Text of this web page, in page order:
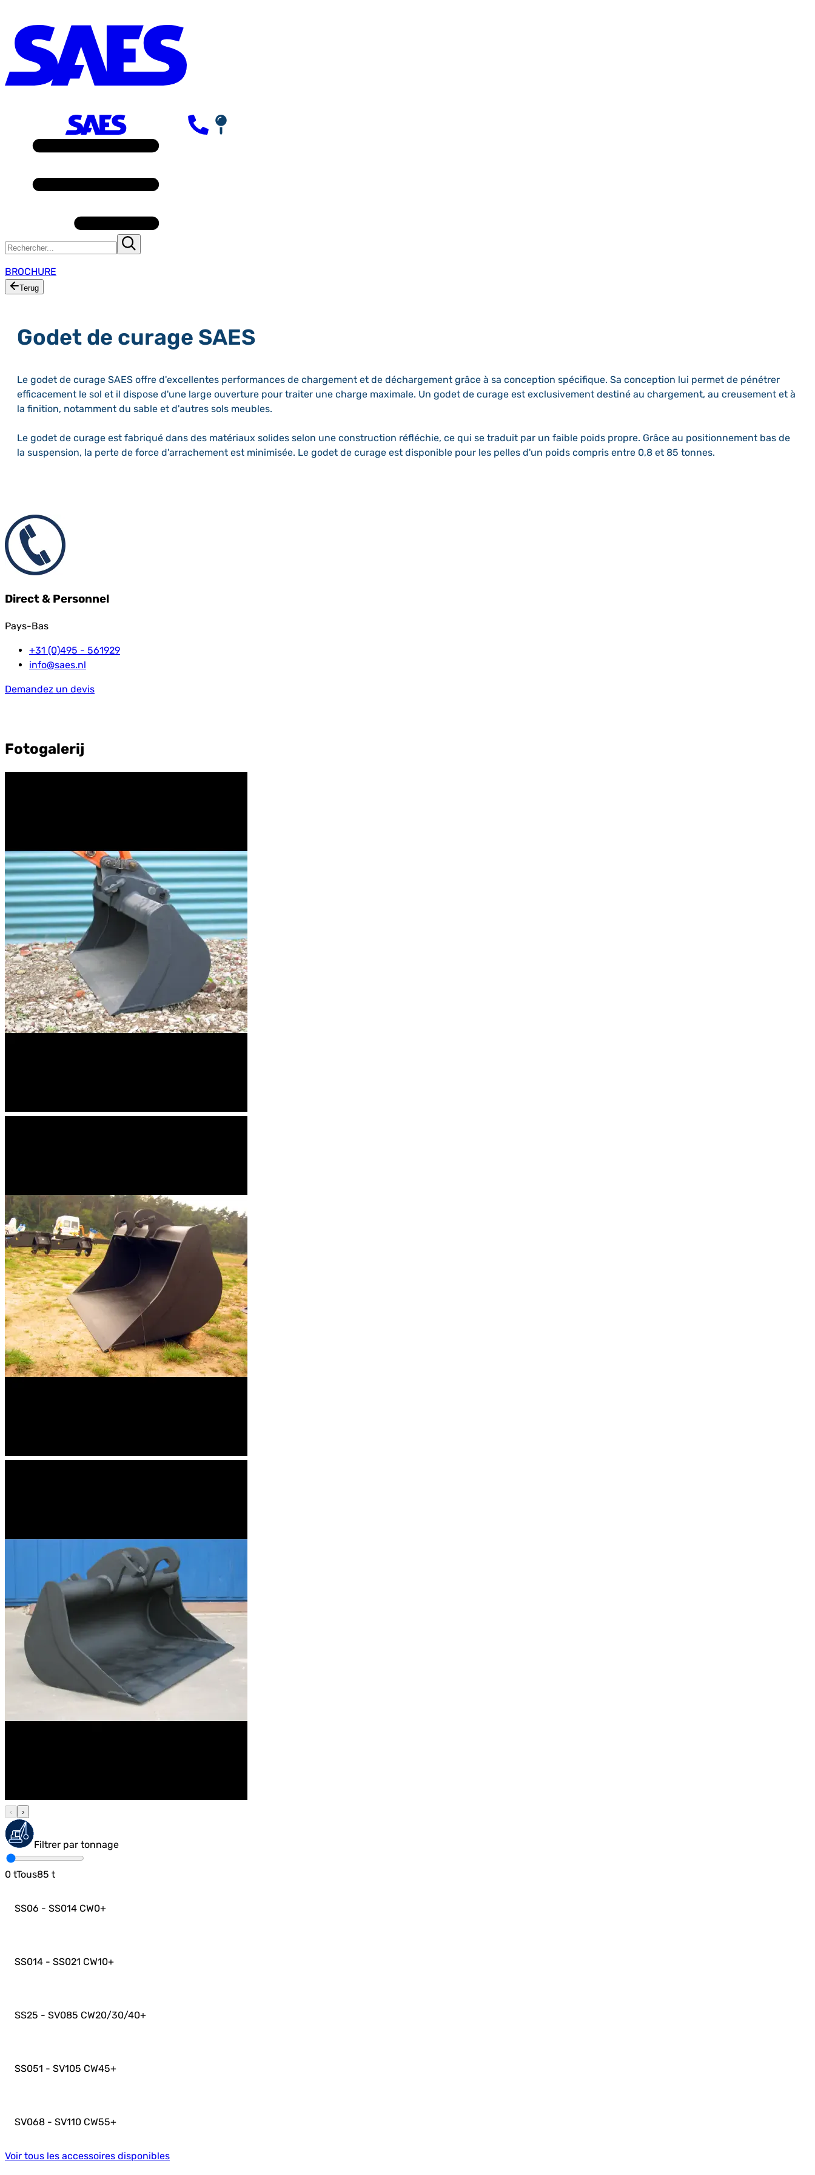
BROCHURE
Terug
Godet de curage SAES
Le godet de curage SAES offre d'excellentes performances de chargement et de déchargement grâce à sa conception spécifique. Sa conception lui permet de pénétrer
efficacement le sol et il dispose d'une large ouverture pour traiter une charge maximale. Un godet de curage est exclusivement destiné au chargement, au creusement et à
la finition, notamment du sable et d'autres sols meubles.
Le godet de curage est fabriqué dans des matériaux solides selon une construction réfléchie, ce qui se traduit par un faible poids propre. Grâce au positionnement bas de
la suspension, la perte de force d'arrachement est minimisée. Le godet de curage est disponible pour les pelles d'un poids compris entre 0,8 et 85 tonnes.
Direct & Personnel
Pays-Bas
+31 (0)495 - 561929
info@saes.nl
Demandez un devis
Fotogalerij
‹ ›
Filtrer par tonnage
0 tTous85 t
SS06 - SS014 CW0+
SS014 - SS021 CW10+
SS25 - SV085 CW20/30/40+
SS051 - SV105 CW45+
SV068 - SV110 CW55+
Voir tous les accessoires disponibles